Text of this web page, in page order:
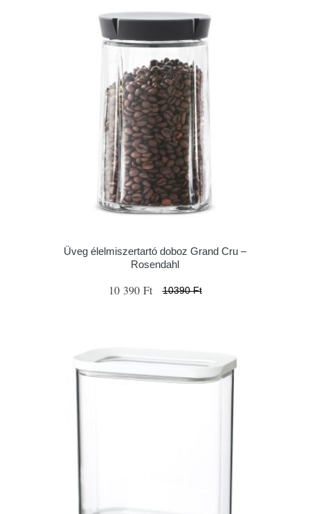
Üveg élelmiszertartó doboz Grand Cru –
Rosendahl
10 390 Ft 10390 Ft